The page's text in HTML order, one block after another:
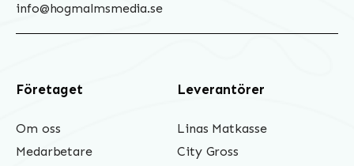
info@hogmalmsmedia.se
Företaget
Om oss
Medarbetare
Leverantörer
Linas Matkasse
City Gross